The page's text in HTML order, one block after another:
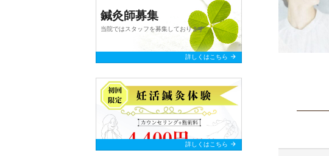
鍼灸師募集
当院ではスタッフを募集しております
詳しくはこちら arrow_forward
詳しくはこちら arrow_forward